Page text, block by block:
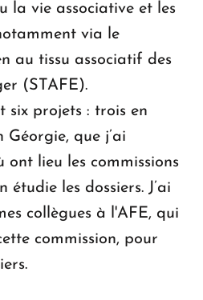
la vie associative et les
via le
au tissu associatif des
(STAFE).
six projets : trois en
que j’ai
ont lieu les commissions
étudie les dossiers. J’ai
collègues à l'AFE, qui
commission, pour